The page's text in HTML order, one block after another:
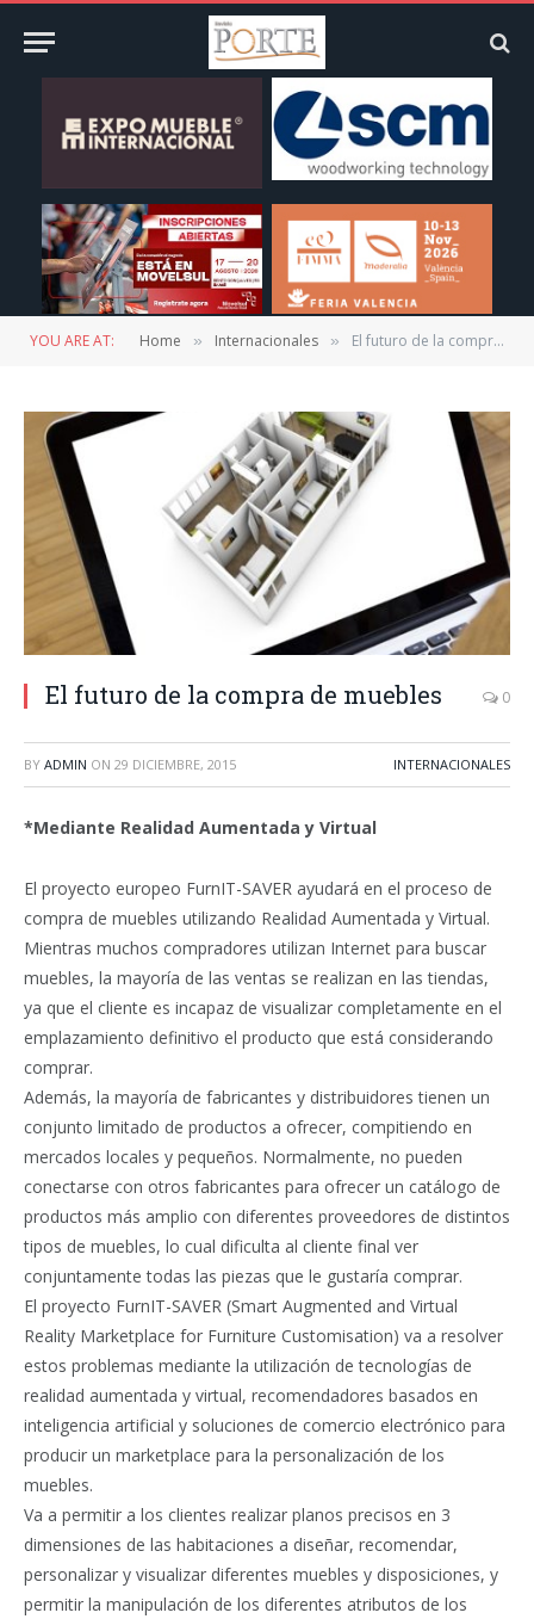
YOU ARE AT: Home » Internacionales » El futuro de la compra de muebles
El futuro de la compra de muebles 0
BY ADMIN ON 29 DICIEMBRE, 2015 INTERNACIONALES
*Mediante Realidad Aumentada y Virtual
El proyecto europeo FurnIT-SAVER ayudará en el proceso de
compra de muebles utilizando Realidad Aumentada y Virtual.
Mientras muchos compradores utilizan Internet para buscar
muebles, la mayoría de las ventas se realizan en las tiendas,
ya que el cliente es incapaz de visualizar completamente en el
emplazamiento definitivo el producto que está considerando
comprar.
Además, la mayoría de fabricantes y distribuidores tienen un
conjunto limitado de productos a ofrecer, compitiendo en
mercados locales y pequeños. Normalmente, no pueden
conectarse con otros fabricantes para ofrecer un catálogo de
productos más amplio con diferentes proveedores de distintos
tipos de muebles, lo cual dificulta al cliente final ver
conjuntamente todas las piezas que le gustaría comprar.
El proyecto FurnIT-SAVER (Smart Augmented and Virtual
Reality Marketplace for Furniture Customisation) va a resolver
estos problemas mediante la utilización de tecnologías de
realidad aumentada y virtual, recomendadores basados en
inteligencia artificial y soluciones de comercio electrónico para
producir un marketplace para la personalización de los
muebles.
Va a permitir a los clientes realizar planos precisos en 3
dimensiones de las habitaciones a diseñar, recomendar,
personalizar y visualizar diferentes muebles y disposiciones, y
permitir la manipulación de los diferentes atributos de los